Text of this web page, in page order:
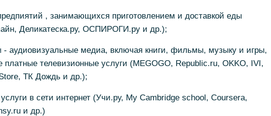
, занимающихся приготовлением и доставкой еды
Деликатеска.ру, ОСПИРОГИ.ру и др.);
аудиовизуальные медиа, включая книги, фильмы, музыку и игры,
платные телевизионные услуги (MEGOGO, Republic.ru, OKKO, IVI,
ТК Дождь и др.);
в сети интернет (Учи.ру, My Cambridge school, Coursera,
и др.)